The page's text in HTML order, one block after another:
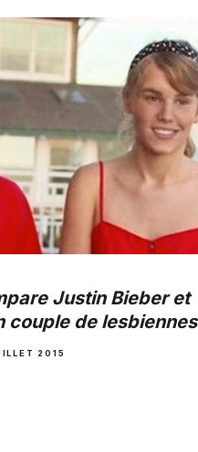
Justin Bieber et
couple de lesbiennes
2015